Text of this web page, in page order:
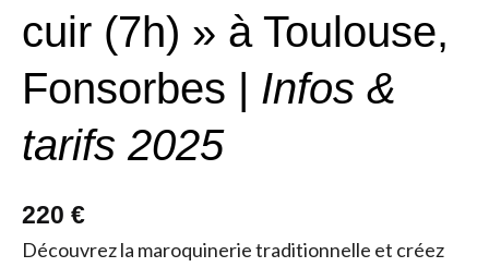
cuir (7h) » à Toulouse,
Fonsorbes | Infos &
tarifs 2025
220 €
Découvrez la maroquinerie traditionnelle et créez